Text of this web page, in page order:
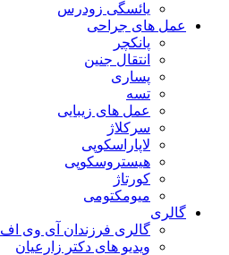
یائسگی زودرس
عمل های جراحی
پانکچر
انتقال جنین
پساری
تسه
عمل های زیبایی
سرکلاژ
لاپاراسکوپی
هیستروسکوپی
کورتاژ
میومکتومی
گالری
گالری فرزندان آی وی اف
ویدیو های دکتر زارعیان